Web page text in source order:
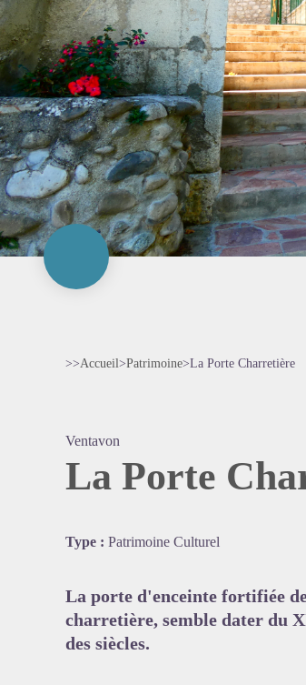
>>Accueil>Patrimoine>La Porte Charretière
Ventavon
La Porte
Type : Patrimoine Culturel
La porte d'enceinte fortifiée
charretière, semble dater du
des siècles.